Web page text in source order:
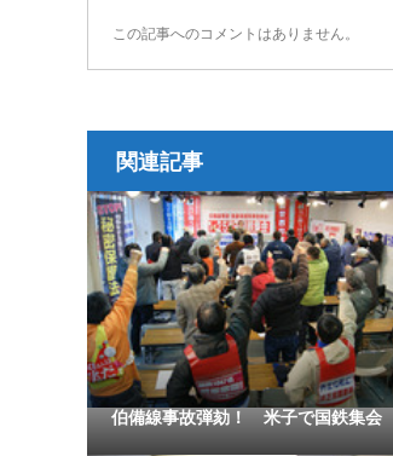
この記事へのコメントはありません。
関連記事
伯備線事故弾劾！ 米子で国鉄集会